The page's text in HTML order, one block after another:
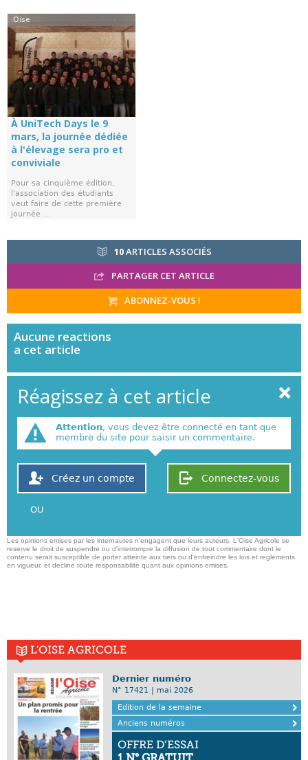
Oise
À UniTech Days le 9
mars, la journée dédiée
à l'élevage sera pro et
conviviale
Pour sa cinquième édition,
l'association des étudiants
veut faire de cette première
journée ...
10ARTICLES ASSOCIÉS
PARTAGER CET ARTICLE
ABONNEZ-VOUS !
Aucune reactions
a cet article
Réagissez à cet article
Attention, vous devez être connecté en tant que
membre du site pour saisir un commentaire.
Connectez-vous
Créez un compte
OU
Les opinions emises par les internautes n'engagent que leurs auteurs. L'Oise Agricole se
reserve le droit de suspendre ou d'interrompre la diffusion de tout commentaire dont le
contenu serait susceptible de porter atteinte aux tiers ou d'enfreindre les lois et reglements
en vigueur, et decline toute responsabilite quant aux opinions emises,
L'OISE AGRICOLE
Dernier numéro
N° 17421 | mai 2026
Edition de la semaine
Anciens numéros
OFFRE D’ESSAI
1 N° GRATUIT